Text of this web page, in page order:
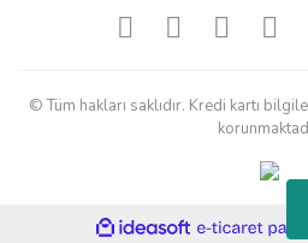
© Tüm hakları saklıdır. Kredi kartı
ideasoft